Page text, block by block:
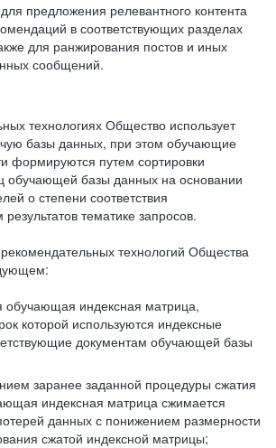
предложения релевантного контента
в соответствующих разделах
для ранжирования постов и иных
сообщений.
технологиях Общество использует
базы данных, при этом обучающие
формируются путем сортировки
обучающей базы данных на основании
о степени соответствия
тематике запросов.
технологий Общества
обучающая индексная матрица,
которой используются индексные
документам обучающей базы
заранее заданной процедуры сжатия
индексная матрица сжимается
данных с понижением размерности
сжатой индексной матрицы;